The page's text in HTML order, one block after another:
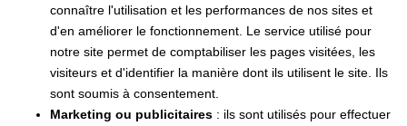
connaître l'utilisation et les performances de nos sites et
d'en améliorer le fonctionnement. Le service utilisé pour
notre site permet de comptabiliser les pages visitées, les
visiteurs et d'identifier la manière dont ils utilisent le site. Ils
sont soumis à consentement.
Marketing ou publicitaires : ils sont utilisés pour effectuer